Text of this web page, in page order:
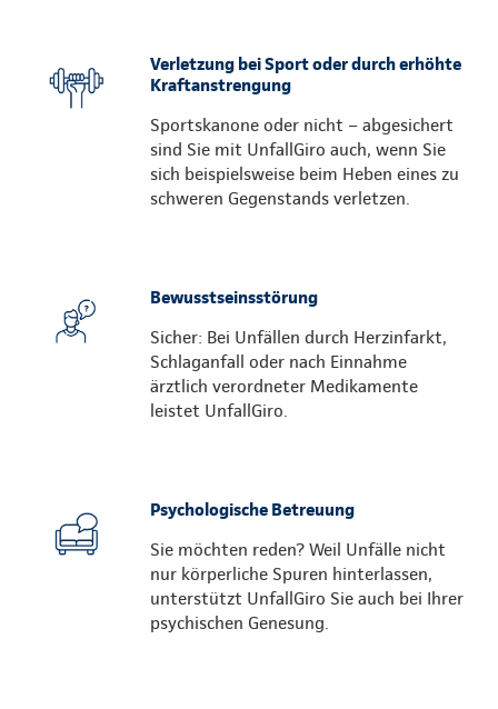
Verletzung bei Sport oder durch erhöhte
Kraftanstrengung
Sportskanone oder nicht – abgesichert
sind Sie mit UnfallGiro auch, wenn Sie
sich beispielsweise beim Heben eines zu
schweren Gegenstands verletzen.
Bewusstseinsstörung
Sicher: Bei Unfällen durch Herzinfarkt,
Schlaganfall oder nach Einnahme
ärztlich verordneter Medikamente
leistet UnfallGiro.
Psychologische Betreuung
Sie möchten reden? Weil Unfälle nicht
nur körperliche Spuren hinterlassen,
unterstützt UnfallGiro Sie auch bei Ihrer
psychischen Genesung.